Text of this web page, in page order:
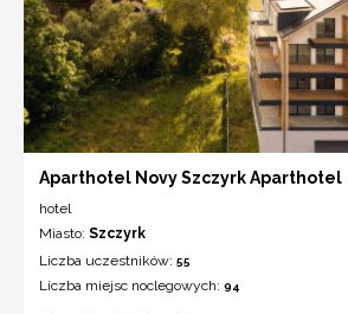
Aparthotel Novy Szczyrk Aparthotel
hotel
Miasto: Szczyrk
Liczba uczestników: 55
Liczba miejsc noclegowych: 94